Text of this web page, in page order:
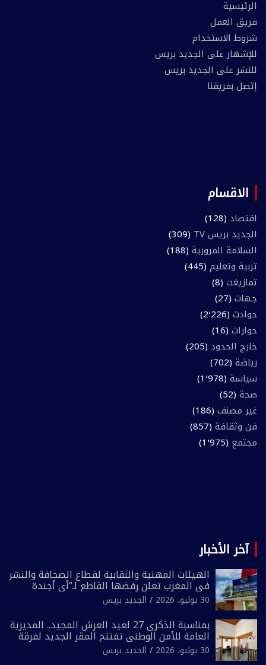
الرئيسية
فريق العمل
شروط الاستخدام
للإشهار على الجديد بريس
للنشر على الجديد بريس
إتصل بفريقنا
الاقسام
اقتصاد (128)
الجديد بريس TV
(309)
السلامة المرورية (188)
تربية وتعليم (445)
تمازيغت (8)
جهات (27)
حوادث (2٬226)
حوارات (16)
خارج الحدود (205)
رياضة (702)
سياسة (1٬978)
صحة (52)
غير مصنف (186)
فن وثقافة (857)
مجتمع (1٬975)
آخر الأخبار
الهيئات المهنية والنقابية لقطاع الصحافة والنشر
في المغرب تعلن رفضها القاطع لـ”أي أجندة
انتخابية مُعدة على مقاس سياسي ومصلحي
ضيق”
30 يوليو، 2026 الجديد بريس
بمناسبة الذكرى 27 لعيد العرش المجيد.. المديرية
العامة للأمن الوطني تفتتح المقر الجديد لفرقة
الشرطة السياحية بفاس
30 يوليو، 2026 الجديد بريس